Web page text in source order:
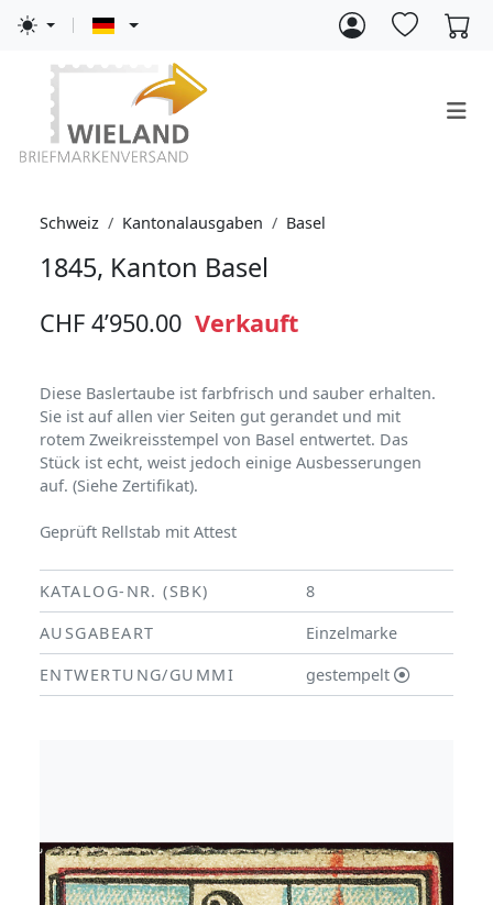
Schweiz Kantonalausgaben Basel
1845, Kanton Basel
CHF 4’950.00 Verkauft
Diese Baslertaube ist farbfrisch und sauber erhalten.
Sie ist auf allen vier Seiten gut gerandet und mit
rotem Zweikreisstempel von Basel entwertet. Das
Stück ist echt, weist jedoch einige Ausbesserungen
auf. (Siehe Zertifikat).
Geprüft Rellstab mit Attest
KATALOG-NR. (SBK)
8
AUSGABEART
Einzelmarke
ENTWERTUNG/GUMMI
gestempelt